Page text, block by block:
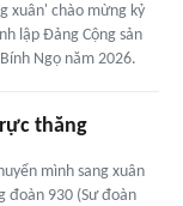
xuân' chào mừng kỷ
lập Đảng Cộng sản
Ngọ năm 2026.
thăng
mình sang xuân
đoàn 930 (Sư đoàn